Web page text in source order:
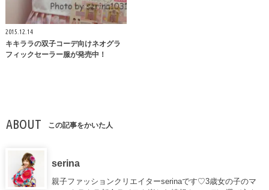
2015.12.14
キキララの双子コーデ向けネオグラ
フィックセーラー服が発売中！
ABOUT この記事をかいた人
serina
親子ファッションクリエイターserinaです♡3歳女の子のマ